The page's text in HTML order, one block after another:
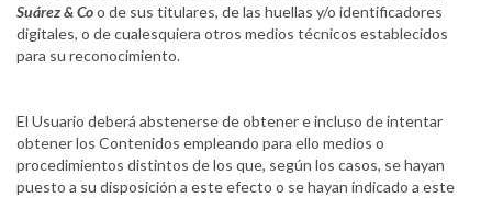
Suárez & Coo de sus titulares, de las huellas y/o identificadores
digitales, o de cualesquiera otros medios técnicos establecidos
para su reconocimiento.
El Usuario deberá abstenerse de obtener e incluso de intentar
obtener los Contenidos empleando para ello medios o
procedimientos distintos de los que, según los casos, se hayan
puesto a su disposición a este efecto o se hayan indicado a este